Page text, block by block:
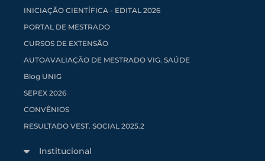
INICIAÇÃO CIENTÍFICA - EDITAL 2026
PORTAL DE MESTRADO
CURSOS DE EXTENSÃO
AUTOAVALIAÇÃO DE MESTRADO VIG. SAÚDE
Blog UNIG
SEPEX 2026
CONVÊNIOS
RESULTADO VEST. SOCIAL 2025.2
Institucional